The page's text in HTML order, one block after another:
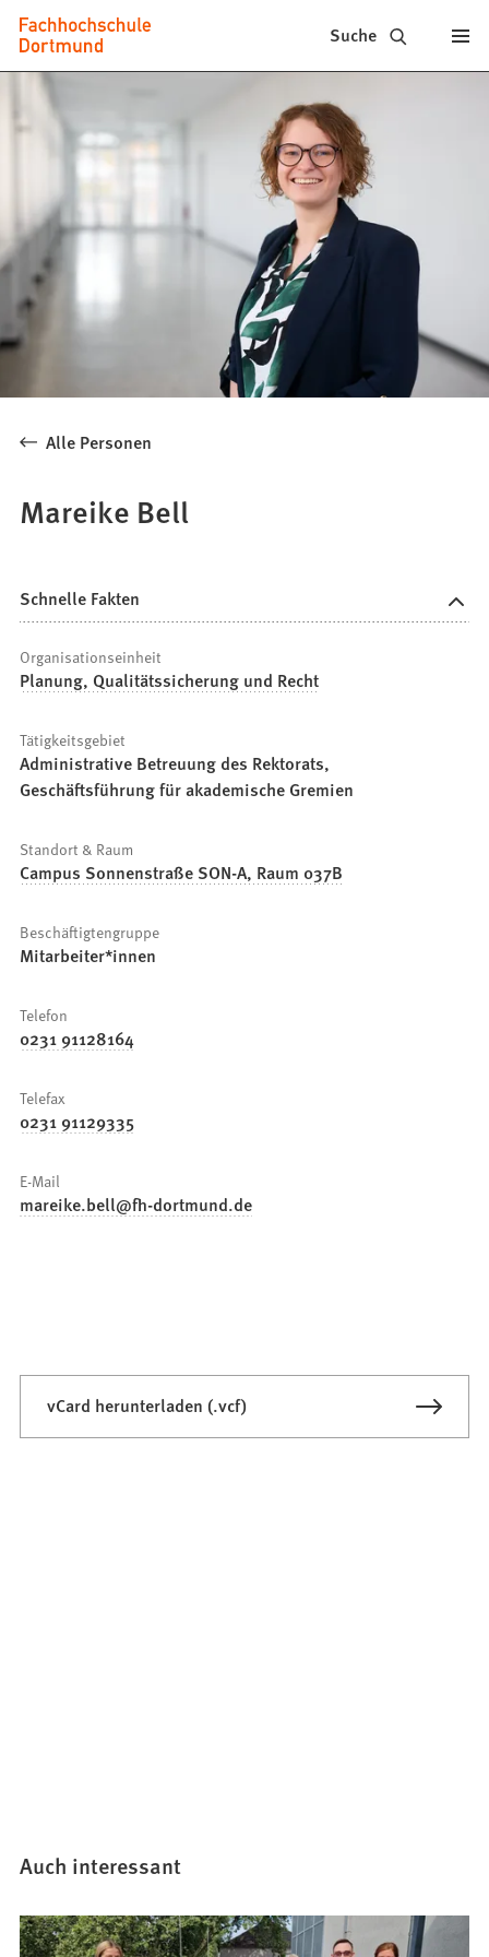
Inhalt anspringen
Fachhochschule
Dortmund
Studium,
Studiengänge,
Bewerbung
Suche
Alle Personen
Mareike Bell
Schnelle Fakten
Organisationseinheit
Planung, Qualitätssicherung und Recht
Tätigkeitsgebiet
Administrative Betreuung des Rektorats,
Geschäftsführung für akademische Gremien
Standort & Raum
Campus Sonnenstraße SON-A, Raum 037B
Beschäftigtengruppe
Mitarbeiter*innen
Telefon
0231 91128164
Telefax
0231 91129335
E-Mail
mareike.bell fh-dortmund de
vCard herunterladen (.vcf)
Auch interessant